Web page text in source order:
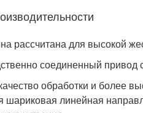
фреон в
рассчитана для высокой
соединенный привод
обработки и более
шариковая линейная